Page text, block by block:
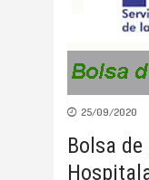
25/09/2020
Bolsa